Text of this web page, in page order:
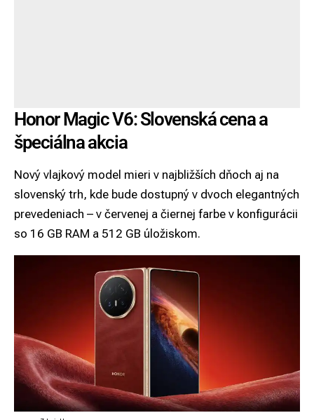
Honor Magic V6: Slovenská cena a
špeciálna akcia
Nový vlajkový model mieri v najbližších dňoch aj na
slovenský trh, kde bude dostupný v dvoch elegantných
prevedeniach – v červenej a čiernej farbe v konfigurácii
so 16 GB RAM a 512 GB úložiskom.